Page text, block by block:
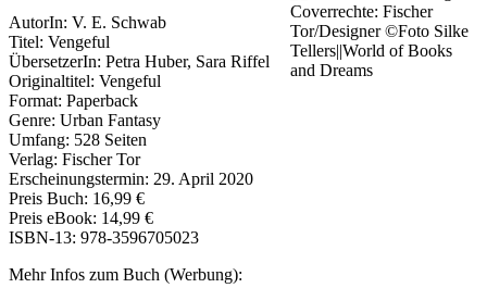
Coverrechte: Fischer
Tor/Designer ©Foto Silke
Tellers||World of Books
and Dreams
AutorIn: V. E. Schwab
Titel: Vengeful
ÜbersetzerIn: Petra Huber, Sara Riffel
Originaltitel: Vengeful
Format: Paperback
Genre: Urban Fantasy
Umfang: 528 Seiten
Verlag: Fischer Tor
Erscheinungstermin: 29. April 2020
Preis Buch: 16,99 €
Preis eBook: 14,99 €
ISBN-13: 978-3596705023
Mehr Infos zum Buch (Werbung):